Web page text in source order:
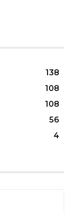
138
108
108
56
4